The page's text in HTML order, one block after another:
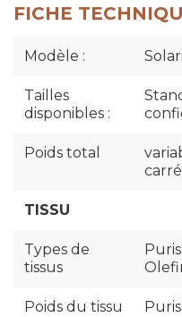
FICHE
Modèle :
Tailles
disponibles :
Poids total
TISSU
Types de
tissus
Poids du tissu